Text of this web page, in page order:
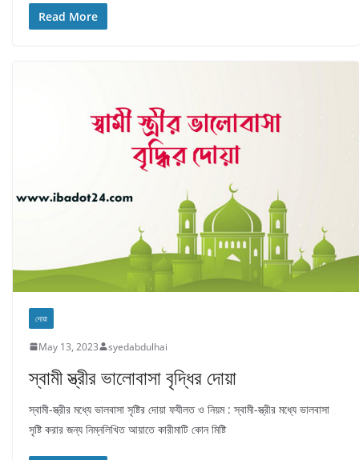
Read More
দোয়া
May 13, 2023 syedabdulhai
স্বামী স্ত্রীর ভালোবাসা বৃদ্ধির দোয়া
স্বামী-স্ত্রীর মধ্যে ভালবাসা সৃষ্টির দোয়া ফযীলত ও নিয়ম : স্বামী-স্ত্রীর মধ্যে ভালবাসা
সৃষ্টি করার জন্য নিম্নলিখিত আয়াতে কারীমাটি কোন মিষ্টি